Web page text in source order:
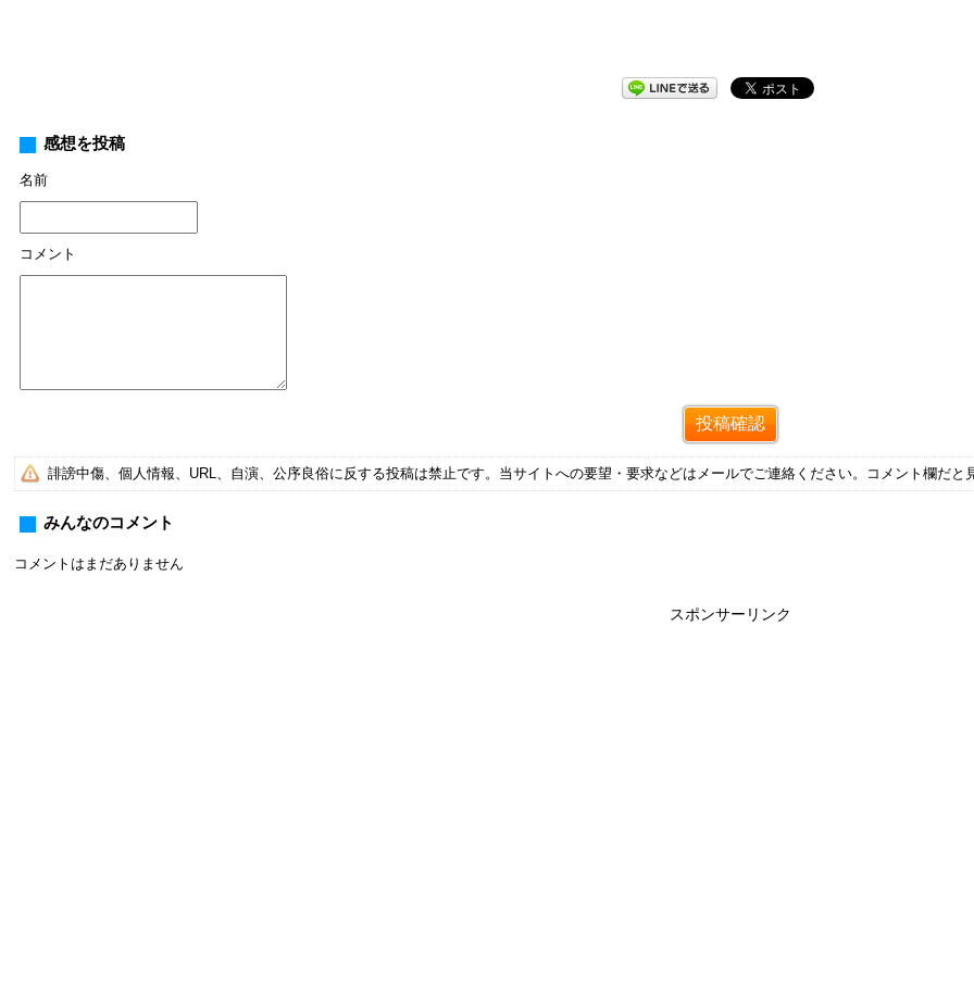
感想を投稿
名前
コメント
誹謗中傷、個人情報、URL、自演、公序良俗に反する投稿は禁止です。当サイトへの要望・要求などはメールでご連絡ください。コメント欄だと
みんなのコメント
コメントはまだありません
スポンサーリンク